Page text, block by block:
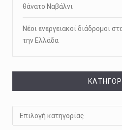
θάνατο Ναβάλνι
Νέοι ενεργειακοί διάδρομοι
την Ελλάδα